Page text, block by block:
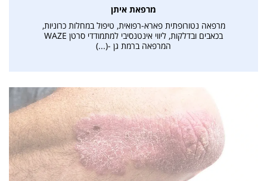
מרפאת איתן
מרפאה נטורופתית פארא-רפואית, טיפול במחלות כרוניות,
בכאבים ובדלקות, ליווי אינטנסיבי למתמודדי סרטן WAZE
המרפאה ברמת גן -(...)